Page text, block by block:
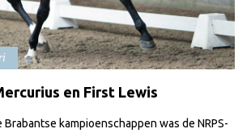
paspoort
op naam
en First Lewis
Brabantse kampioenschappen was de NRPS-